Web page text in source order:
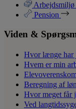
Arbejdsmiljø
Pension
Viden &
Hvor længe har
Hvem er min
Beregning af
Hvor meget får
Ved